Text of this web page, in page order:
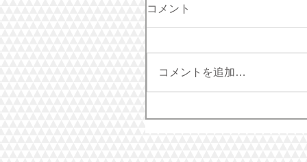
コメント
コメントを追加…